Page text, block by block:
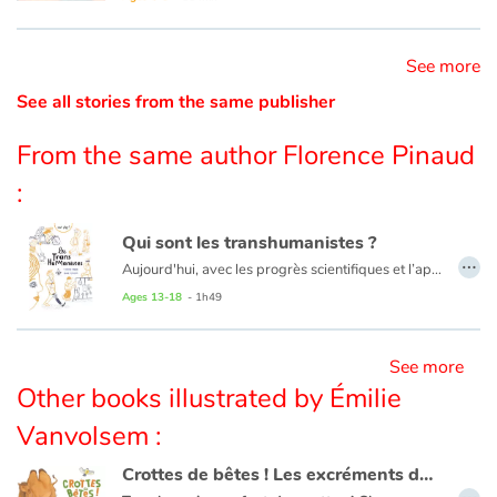
Contraste +
Help
Home
Family
Libraries
Videos & Tutorials
See more
See all stories from the same publisher
From the same author Florence Pinaud
:
Qui sont les transhumanistes ?
Aujourd'hui, avec les progrès scientifiques et l’apparition des nouvelles technologies, la médecine prend parfois des allures de science-fiction. En combinant découvertes médicales et innovations de haute technologie, certains rêvent de transformer l'être humain par la science, d'améliorer la condition humaine, de vivre plus longtemps en bonne santé…
Ages 13-18 - 1h49
…
See more
Other books illustrated by Émilie
Vanvolsem :
Crottes de bêtes ! Les excréments des animaux